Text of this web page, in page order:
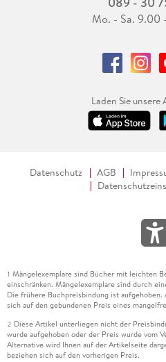
Mo. - Sa. 9.00
Laden Sie unsere
Datenschutz AGB
1 Mängelexemplare sind Bücher mit leichten
einschränken. Mängelexemplare sind durch
Die frühere Buchpreisbindung ist aufgehoben.
sich auf den gebundenen Preis eines
2 Diese Artikel unterliegen nicht der
wurde aufgehoben oder der Preis wurde vom
Alternative wird Ihnen auf der Artikelseite
beziehen sich auf den vorherigen Preis.